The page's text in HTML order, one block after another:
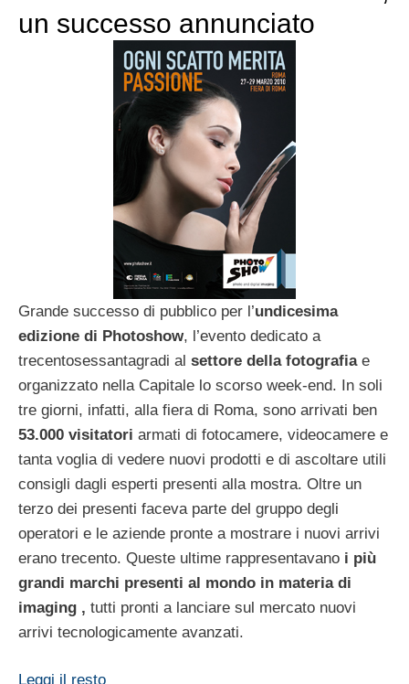
un successo annunciato
Grande successo di pubblico per l’undicesima
edizione di Photoshow, l’evento dedicato a
trecentosessantagradi al settore della fotografia e
organizzato nella Capitale lo scorso week-end. In soli
tre giorni, infatti, alla fiera di Roma, sono arrivati ben
53.000 visitatori armati di fotocamere, videocamere e
tanta voglia di vedere nuovi prodotti e di ascoltare utili
consigli dagli esperti presenti alla mostra. Oltre un
terzo dei presenti faceva parte del gruppo degli
operatori e le aziende pronte a mostrare i nuovi arrivi
erano trecento. Queste ultime rappresentavano i più
grandi marchi presenti al mondo in materia di
imaging , tutti pronti a lanciare sul mercato nuovi
arrivi tecnologicamente avanzati.
Leggi il resto